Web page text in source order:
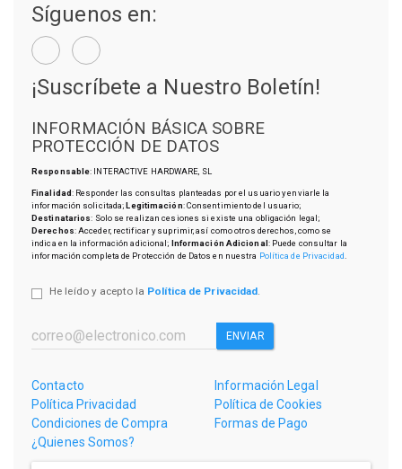
Síguenos en:
¡Suscríbete a Nuestro Boletín!
INFORMACIÓN BÁSICA SOBRE
PROTECCIÓN DE DATOS
Responsable: INTERACTIVE HARDWARE, SL
Finalidad: Responder las consultas planteadas por el usuario y enviarle la
información solicitada;Legitimación: Consentimiento del usuario;
Destinatarios: Solo se realizan cesiones si existe una obligación legal;
Derechos: Acceder, rectificar y suprimir, así como otros derechos, como se
indica en la información adicional; Información Adicional: Puede consultar la
información completa de Protección de Datos en nuestra Política de Privacidad
He leído y acepto la Política de Privacidad.
ENVIAR
Contacto
Información Legal
Política Privacidad
Política de Cookies
Condiciones de Compra
Formas de Pago
¿Quienes Somos?